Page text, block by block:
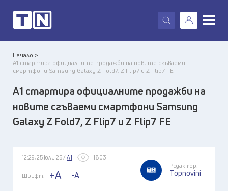
X
Начало >
А1 стартира официалните продажби на новите сгъваеми
смартфони Samsung Galaxy Z Fold7, Z Flip7 и Z Flip7 FE
А1 стартира официалните продажби на
новите сгъваеми смартфони Samsung
Galaxy Z Fold7, Z Flip7 и Z Flip7 FE
12:29, 25 юли 25 / А1 1803
Шрифт: +A -A
Редактор:
Topnovini